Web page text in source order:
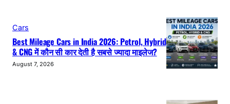
Cars
Best Mileage Cars in India 2026: Petrol, Hybrid
& CNG में कौन सी कार देती है सबसे ज्यादा माइलेज?
August 7, 2026